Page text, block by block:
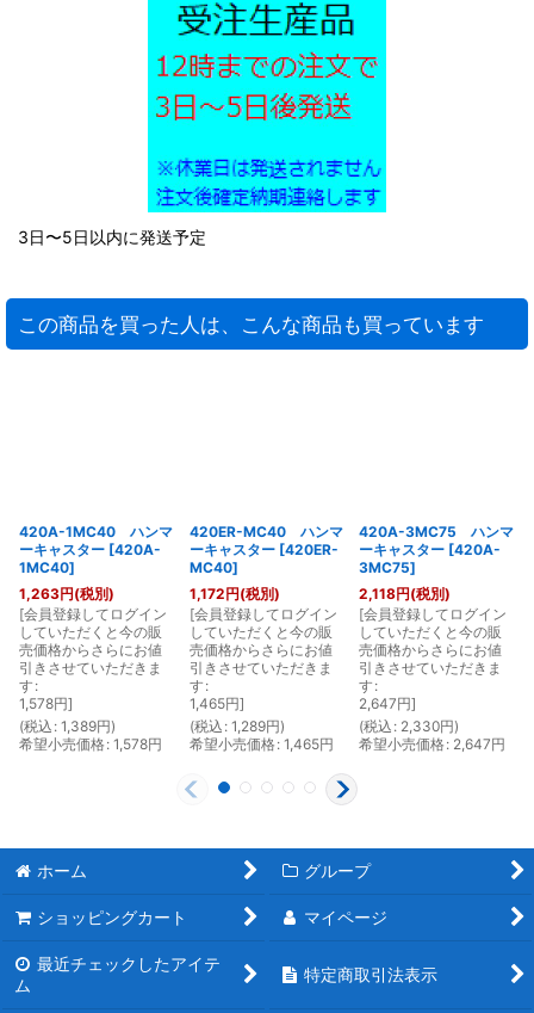
3日〜5日以内に発送予定
この商品を買った人は、こんな商品も買っています
420A-1MC40 ハンマ
ーキャスター [420A-
1MC40]
1,263円(税別)
[会員登録してログイン
していただくと今の販
売価格からさらにお値
引きさせていただきま
す :
1,578円]
(税込 : 1,389円)
希望小売価格: 1,578円
420ER-MC40 ハンマ
ーキャスター [420ER-
MC40]
1,172円(税別)
[会員登録してログイン
していただくと今の販
売価格からさらにお値
引きさせていただきま
す :
1,465円]
(税込 : 1,289円)
希望小売価格: 1,465円
420A-3MC75 ハンマ
ーキャスター [420A-
3MC75]
2,118円(税別)
[会員登録してログイン
していただくと今の販
売価格からさらにお値
引きさせていただきま
す :
2,647円]
(税込 : 2,330円)
希望小売価格: 2,647円
ホーム グループ
ショッピングカート マイページ
最近チェックしたアイテ
ム
特定商取引法表示